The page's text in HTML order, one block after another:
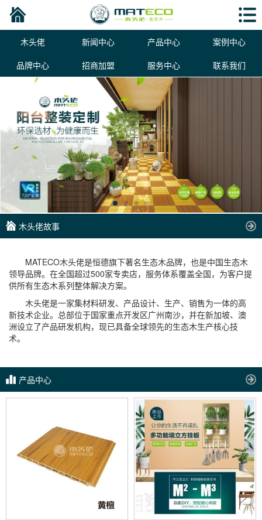
木头佬 新闻中心 产品中心
案例中心
品牌中心
招商加盟 服务中心 联系我们
木头佬故事
MATECO木头佬是恒德旗下著名生态木品牌，也是中国生态木
领导品牌。在全国超过500家专卖店，服务体系覆盖全国，为客户提
供所有生态木系列整体解决方案。
木头佬是一家集材料研发、产品设计、生产、销售为一体的高
新技术企业。总部位于国家重点开发区广州南沙，并在新加坡、澳
洲设立了产品研发机构，现已具备全球领先的生态木生产核心技
术。
产品中心